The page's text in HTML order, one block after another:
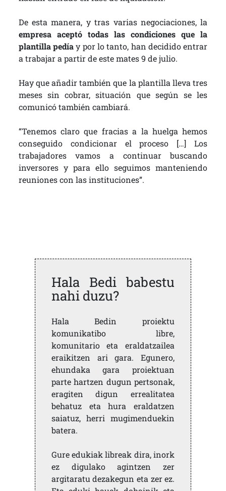
De esta manera, y tras varias negociaciones, la
empresa aceptó todas las condiciones que la
plantilla pedíay por lo tanto, han decidido entrar
a trabajar a partir de este mates 9 de julio.
Hay que añadir también que la plantilla lleva tres
meses sin cobrar, situación que según se les
comunicó también cambiará.
“Tenemos claro que fracias a la huelga hemos
conseguido condicionar el proceso […] Los
trabajadores vamos a continuar buscando
inversores y para ello seguimos manteniendo
reuniones con las instituciones”.
Hala Bedi babestu
nahi duzu?
Hala Bedin proiektu
komunikatibo libre,
komunitario eta eraldatzailea
eraikitzen ari gara. Egunero,
ehundaka gara proiektuan
parte hartzen dugun pertsonak,
eragiten digun errealitatea
behatuz eta hura eraldatzen
saiatuz, herri mugimenduekin
batera.
Gure edukiak libreak dira, inork
ez digulako agintzen zer
argitaratu dezakegun eta zer ez.